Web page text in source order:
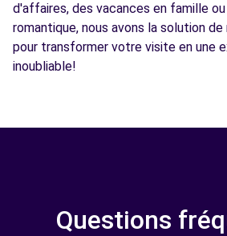
d'affaires, des vacances en famille
romantique, nous avons la solution
pour transformer votre visite en une
inoubliable!
Questions